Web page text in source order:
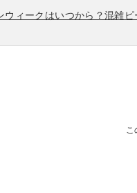
ウィークはいつから？混雑
こ